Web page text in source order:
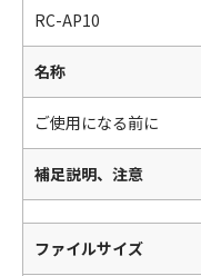
RC-AP10
名称
ご使用になる前に
補足説明、注意
ファイルサイズ